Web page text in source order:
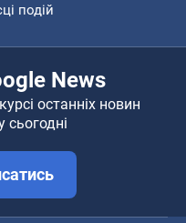
подій
News
останніх новин
сьогодні